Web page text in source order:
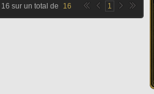
16 sur un total de 16 1